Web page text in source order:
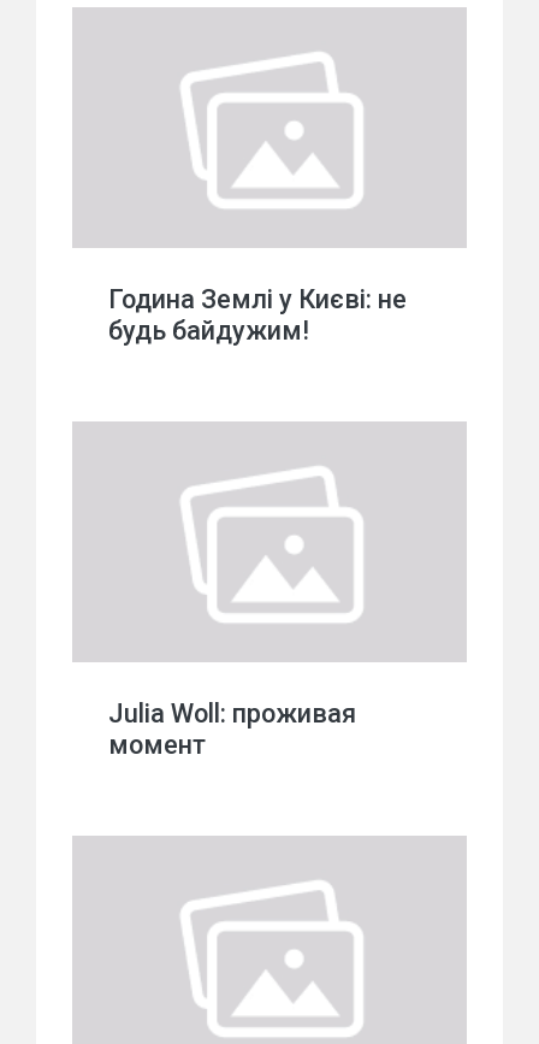
Година Землі у Києві: не
будь байдужим!
Julia Woll: проживая
момент